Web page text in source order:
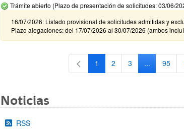
Trámite abierto (Plazo de presentación de solicitudes: 03/06/
16/07/2026: Listado provisional de solicitudes admitidas y
Plazo alegaciones: del 17/07/2026 al 30/07/2026 (ambos
Página
1 Página
2 Página
3 ...Páginas
95
Noticias
RSS